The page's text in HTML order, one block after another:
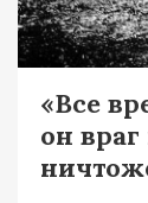
«Все
он